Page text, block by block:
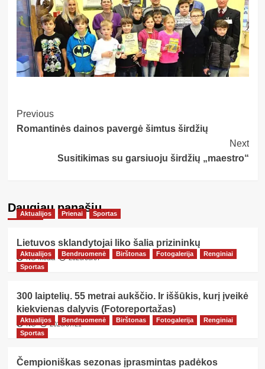
Post
Navigation
Previous
Romantinės dainos pavergė šimtus širdžių
Next
Susitikimas su garsiuoju širdžių „maestro“
Daugiau panašių…
Aktualijos Prienai Sportas
Lietuvos sklandytojai liko šalia prizininkų
NG Media 2026/08/07
Aktualijos Bendruomenė Birštonas Fotogalerija
Renginiai
Sportas
300 laiptelių. 55 metrai aukščio. Ir iššūkis, kurį įveikė
kiekvienas dalyvis (Fotoreportažas)
NG 2026/07/21
Aktualijos Bendruomenė Birštonas Fotogalerija
Renginiai
Sportas
Čempioniškas sezonas įprasmintas padėkos